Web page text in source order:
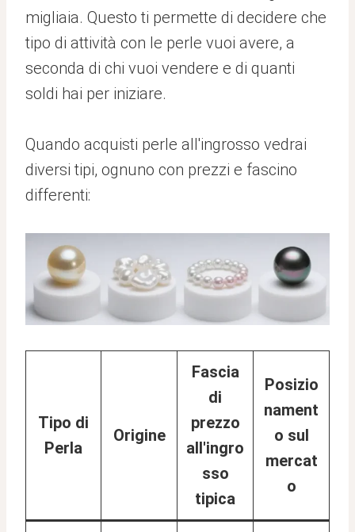
migliaia. Questo ti permette di decidere che
tipo di attività con le perle vuoi avere, a
seconda di chi vuoi vendere e di quanti
soldi hai per iniziare.
Quando acquisti perle all'ingrosso vedrai
diversi tipi, ognuno con prezzi e fascino
differenti:
Tipo di
Perla
Origine
Fascia
di
prezzo
all'ingro
sso
tipica
Posizio
nament
o sul
mercat
o